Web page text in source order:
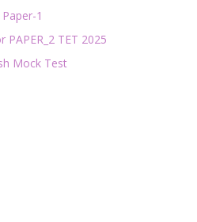
1
PAPER_2 TET 2025
Mock Test